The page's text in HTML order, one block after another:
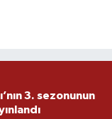
3. sezonunun